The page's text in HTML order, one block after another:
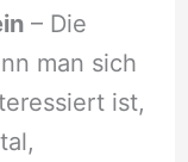
– Die
man sich
ist,